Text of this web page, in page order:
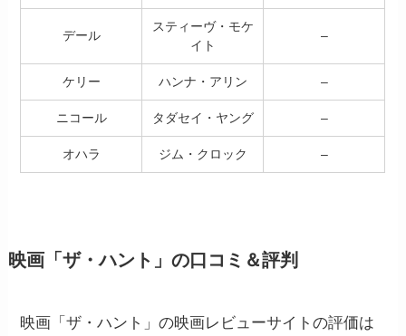
デール
スティーヴ・モケ
イト
–
ケリー ハンナ・アリン –
ニコール タダセイ・ヤング –
オハラ ジム・クロック –
映画「ザ・ハント」の口コミ＆評判
映画「ザ・ハント」の映画レビューサイトの評価は